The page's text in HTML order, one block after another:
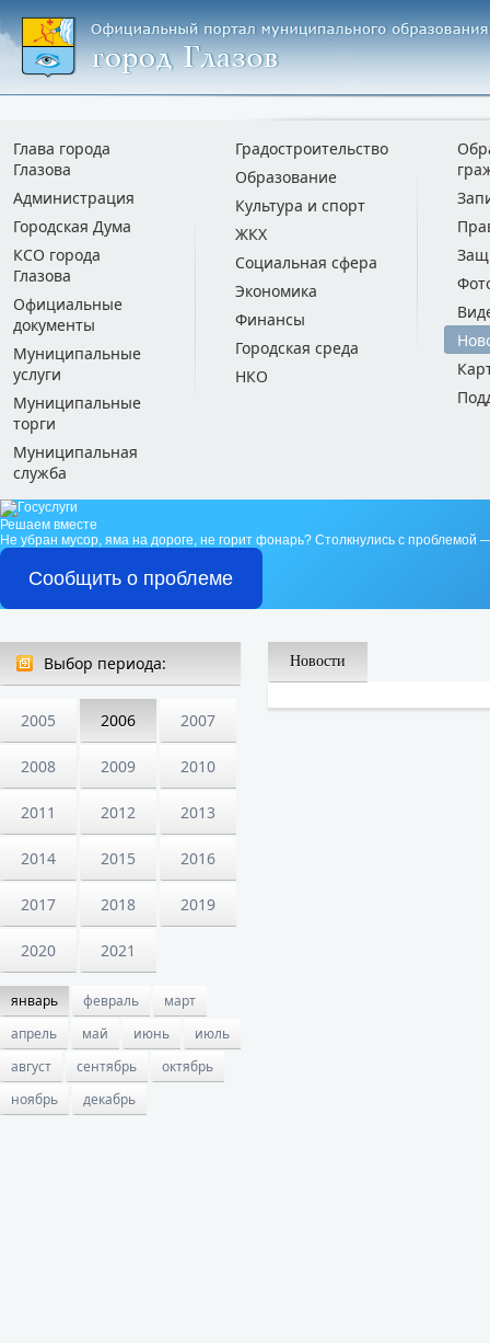
Глава города
Глазова
Администрация
Городская Дума
КСО города
Глазова
Официальные
документы
Муниципальные
услуги
Муниципальные
торги
Муниципальная
служба
Градостроительство
Образование
Культура и спорт
ЖКХ
Социальная сфера
Экономика
Финансы
Городская среда
НКО
Решаем вместе
Не убран мусор, яма на дороге, не горит фонарь? Столкнулись с проблемой
Сообщить о проблеме
Выбор периода:
2005 2006 2007
2008 2009 2010
2011 2012 2013
2014 2015 2016
2017 2018 2019
2020 2021
январь февраль
март
апрель
май июнь
июль
август
сентябрь
октябрь
ноябрь
декабрь
Новости